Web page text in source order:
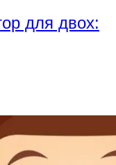
для двох: